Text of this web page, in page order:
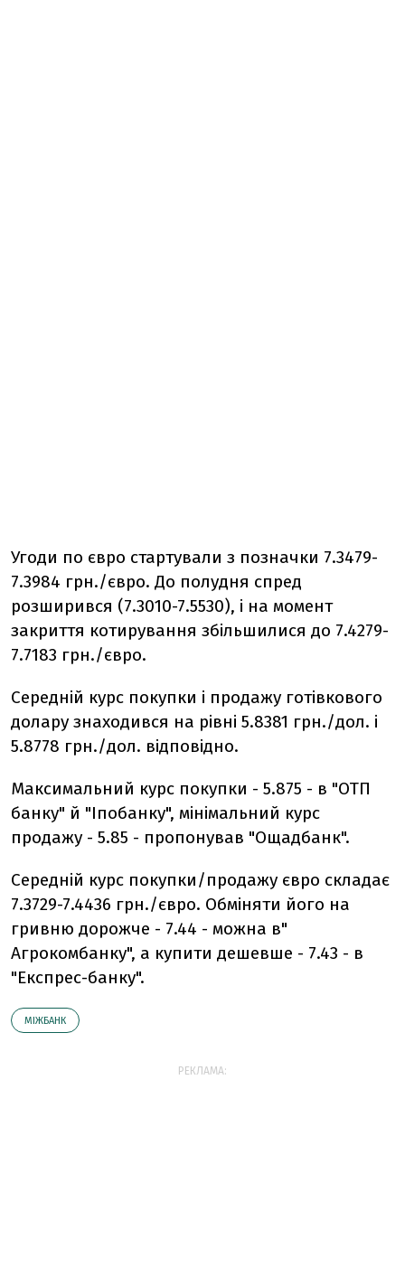
Угоди по євро стартували з позначки 7.3479-
7.3984 грн./євро. До полудня спред
розширився (7.3010-7.5530), і на момент
закриття котирування збільшилися до 7.4279-
7.7183 грн./євро.
Середній курс покупки і продажу готівкового
долару знаходився на рівні 5.8381 грн./дол. і
5.8778 грн./дол. відповідно.
Максимальний курс покупки - 5.875 - в "ОТП
банку" й "Іпобанку", мінімальний курс
продажу - 5.85 - пропонував "Ощадбанк".
Середній курс покупки/продажу євро складає
7.3729-7.4436 грн./євро. Обміняти його на
гривню дорожче - 7.44 - можна в"
Агрокомбанку", а купити дешевше - 7.43 - в
"Експрес-банку".
МІЖБАНК
РЕКЛАМА: